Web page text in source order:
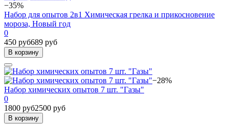
−35%
Набор для опытов 2в1 Химическая грелка и прикосновение
мороза, Новый год
0
450 руб689 руб
В корзину
−28%
Набор химических опытов 7 шт. "Газы"
0
1800 руб2500 руб
В корзину